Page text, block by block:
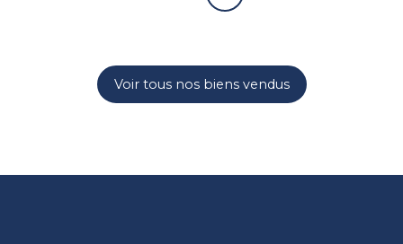
Voir tous nos biens vendus